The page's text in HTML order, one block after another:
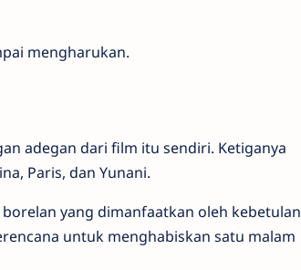
mengharukan.
adegan dari film itu sendiri. Ketiganya
Paris, dan Yunani.
yang dimanfaatkan oleh kebetulan
untuk menghabiskan satu malam